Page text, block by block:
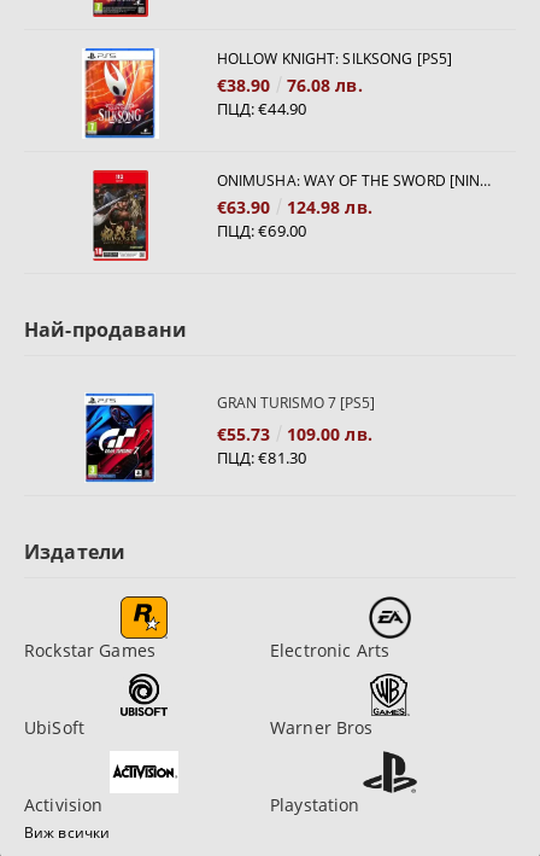
HOLLOW KNIGHT: SILKSONG [PS5]
€38.90 76.08 лв.
ПЦД:€44.90
ONIMUSHA: WAY OF THE SWORD [NINTENDO SWITCH 2]
€63.90 124.98 лв.
ПЦД:€69.00
Най-продавани
GRAN TURISMO 7 [PS5]
€55.73 109.00 лв.
ПЦД:€81.30
Издатели
Rockstar Games Electronic Arts
UbiSoft Warner Bros
Activision Playstation
Виж всички